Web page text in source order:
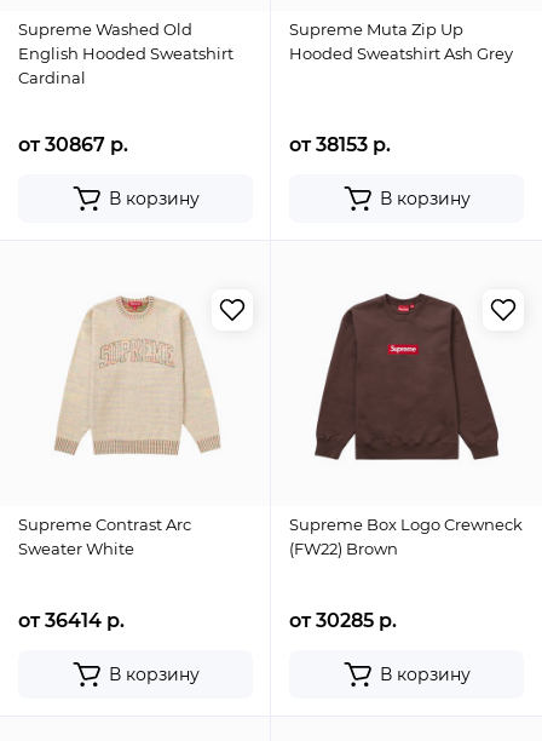
Supreme Washed Old
English Hooded Sweatshirt
Cardinal
от 30867 р.
В корзину
Supreme Muta Zip Up
Hooded Sweatshirt Ash Grey
от 38153 р.
В корзину
Supreme Contrast Arc
Sweater White
от 36414 р.
В корзину
Supreme Box Logo Crewneck
(FW22) Brown
от 30285 р.
В корзину